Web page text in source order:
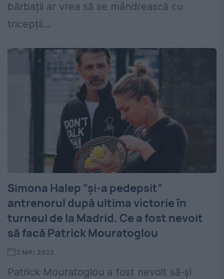
bărbații ar vrea să se mândrească cu
tricepții...
Simona Halep ”și-a pedepsit”
antrenorul după ultima victorie în
turneul de la Madrid. Ce a fost nevoit
să facă Patrick Mouratoglou
3 MAI 2022
Patrick Mouratoglou a fost nevoit să-și